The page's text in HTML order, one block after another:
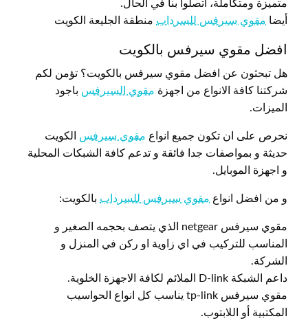
متميزة ومتكاملة، اتصلوا بنا في الحال.
أيضا مقوي سيرفس للسرداب منطقة الجليعة الكويت
افضل مقوي سيرفس بالكويت
هل تبحثون عن افضل مقوي سيرفس بالكويت؟ تؤمن لكم
شركتنا كافة الانواع من اجهزة مقوي السيرفس باجود
الميزات.
نحرص على ان تكون جميع انواع مقوي سيرفس الكويت
حديثة و بمواصفات جدا فائقة و تدعم كافة الشبكات المحلية
و اجهزة الموبايل.
و من افضل انواع مقوي سيرفس للسرداب بالكويت:
مقوي سيرفس netgear الذي يتصف بحجمه الصغير و
المناسب للتركيب في اي زاوية او ركن في المنزل و
الشركة.
داعم الشبكة D-link الملائم لكافة الاجهزة الخلوية.
مقوي سيرفس tp-link يناسب كل انواع الحواسيب
المكتبية أو اللابتوب.